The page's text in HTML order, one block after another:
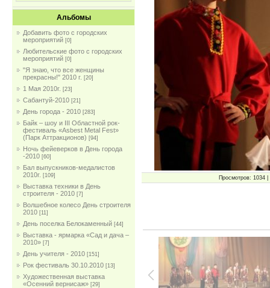
Альбомы
Добавить фото с городских
мероприятий [0]
Любительские фото с городских
мероприятий [0]
"Я знаю, что все женщины
прекрасны!" 2010 г. [20]
1 Мая 2010г. [23]
Сабантуй-2010 [21]
День города - 2010 [283]
Байк – шоу и III Областной рок-
фестиваль «Asbest Metal Fest»
(Парк Аттракционов) [94]
Ночь фейеверков в День города
-2010 [60]
Бал выпускников-медалистов
2010г. [109]
Выставка техники в День
строителя - 2010 [7]
Волшебное колесо День строителя
2010 [11]
День поселка Белокаменный [44]
Выставка - ярмарка «Сад и дача –
2010» [7]
День учителя - 2010 [151]
Рок фестиваль 30.10.2010 [13]
Художественная выставка
«Осенний вернисаж» [29]
Просмотров: 1034